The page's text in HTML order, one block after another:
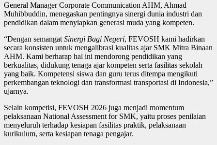
General Manager Corporate Communication AHM, Ahmad
Muhibbuddin, menegaskan pentingnya sinergi dunia industri dan
pendidikan dalam menyiapkan generasi muda yang kompeten.
“Dengan semangat Sinergi Bagi Negeri, FEVOSH kami hadirkan
secara konsisten untuk mengalibrasi kualitas ajar SMK Mitra Binaan
AHM. Kami berharap hal ini mendorong pendidikan yang
berkualitas, didukung tenaga ajar kompeten serta fasilitas sekolah
yang baik. Kompetensi siswa dan guru terus ditempa mengikuti
perkembangan teknologi dan transformasi transportasi di Indonesia,”
ujarnya.
Selain kompetisi, FEVOSH 2026 juga menjadi momentum
pelaksanaan National Assessment for SMK, yaitu proses penilaian
menyeluruh terhadap kesiapan fasilitas praktik, pelaksanaan
kurikulum, serta kesiapan tenaga pengajar.